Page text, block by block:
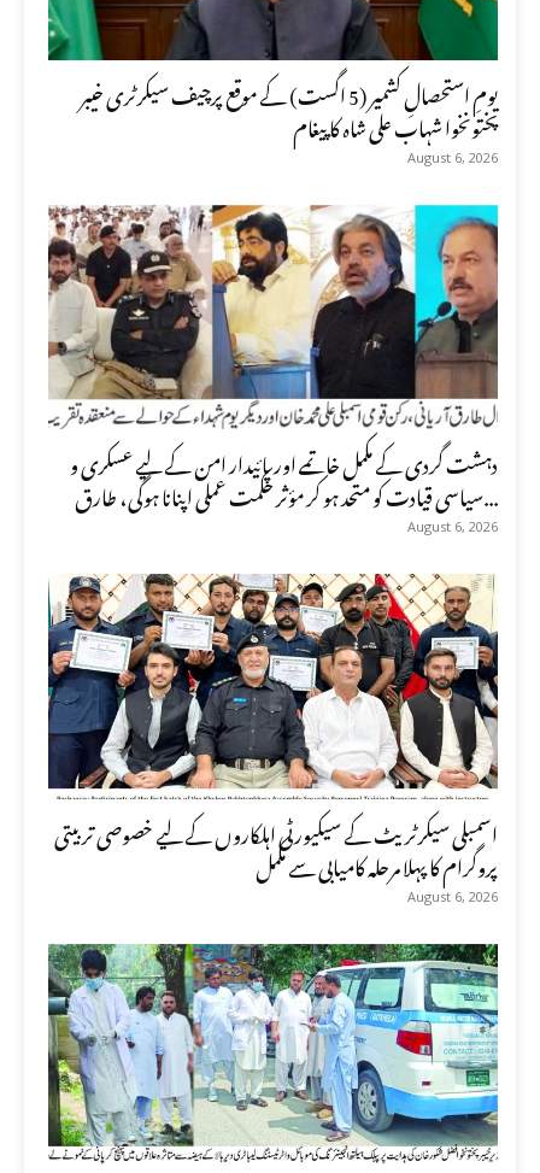
یومِ استحصالِ کشمیر (5 اگست) کے موقع پرچیف سیکرٹری خیبر
پختونخوا شہاب علی شاہ کا پیغام
August 6, 2026
دہشت گردی کے مکمل خاتمے اور پائیدار امن کے لیے عسکری و
سیاسی قیادت کو متحد ہو کر مؤثر حکمت عملی اپنانا ہوگی، طارق...
August 6, 2026
اسمبلی سیکرٹریٹ کے سیکیورٹی اہلکاروں کے لیے خصوصی تربیتی
پروگرام کا پہلا مرحلہ کامیابی سے مکمل
August 6, 2026